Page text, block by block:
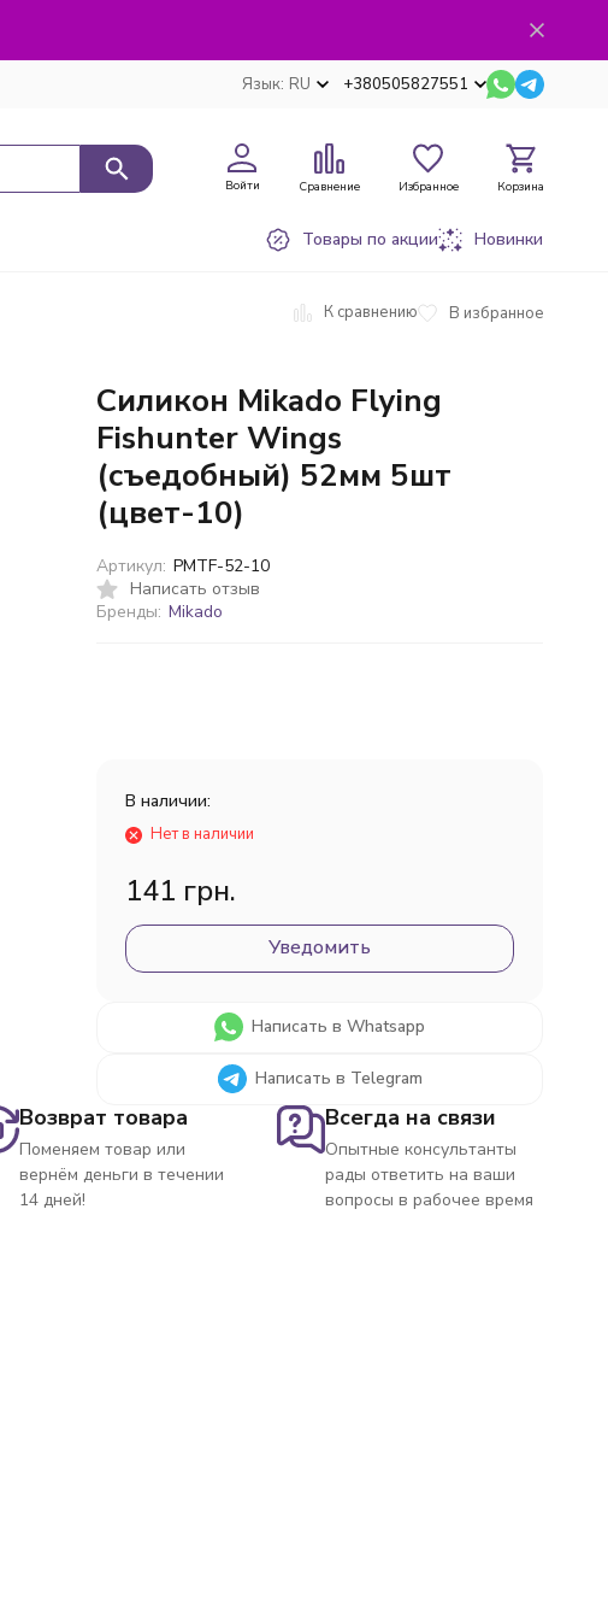
Язык: RU +380505827551
Войти Сравнение Избранное Корзина
Товары по акции Новинки
К сравнению В избранное
Силикон Mikado Flying
Fishunter Wings
(съедобный) 52мм 5шт
(цвет-10)
Написать отзыв
Бренды: Mikado
Артикул: PMTF-52-10
В наличии:
Нет в наличии
141 грн.
Уведомить
Написать в Whatsapp
Написать в Telegram
Возврат товара
Поменяем товар или
вернём деньги в течении
14 дней!
Всегда на связи
Опытные консультанты
рады ответить на ваши
вопросы в рабочее время